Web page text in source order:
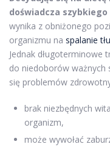
doświadcza szybkiego
wynika z obniżonego
organizmu na spalanie
Jednak długoterminowe
do niedoborów ważnych
się problemów
brak niezbędnych
organizm,
może wywołać